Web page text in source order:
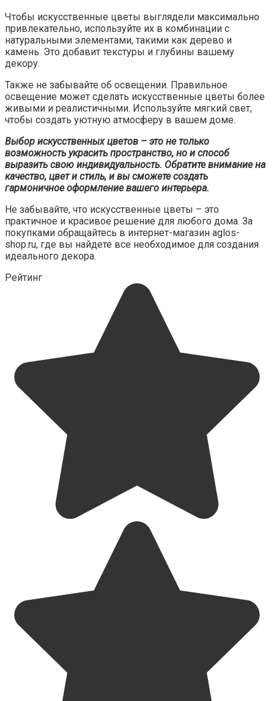
Чтобы искусственные цветы выглядели максимально
привлекательно, используйте их в комбинации с
натуральными элементами, такими как дерево и
камень. Это добавит текстуры и глубины вашему
декору.
Также не забывайте об освещении. Правильное
освещение может сделать искусственные цветы более
живыми и реалистичными. Используйте мягкий свет,
чтобы создать уютную атмосферу в вашем доме.
Выбор искусственных цветов – это не только
возможность украсить пространство, но и способ
выразить свою индивидуальность. Обратите внимание на
качество, цвет и стиль, и вы сможете создать
гармоничное оформление вашего интерьера.
Не забывайте, что искусственные цветы – это
практичное и красивое решение для любого дома. За
покупками обращайтесь в интернет-магазин aglos-
shop.ru, где вы найдете все необходимое для создания
идеального декора.
Рейтинг